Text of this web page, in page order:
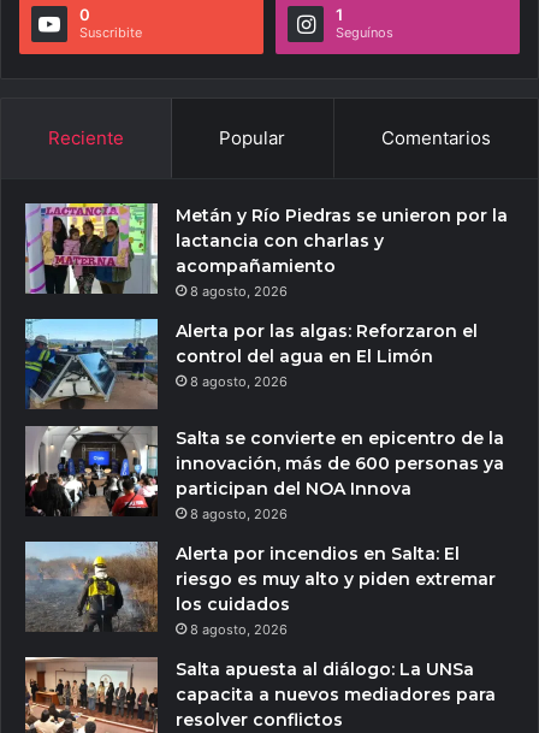
0
Suscribite
1
Seguínos
Reciente Popular Comentarios
Metán y Río Piedras se unieron por la
lactancia con charlas y
acompañamiento
8 agosto, 2026
Alerta por las algas: Reforzaron el
control del agua en El Limón
8 agosto, 2026
Salta se convierte en epicentro de la
innovación, más de 600 personas ya
participan del NOA Innova
8 agosto, 2026
Alerta por incendios en Salta: El
riesgo es muy alto y piden extremar
los cuidados
8 agosto, 2026
Salta apuesta al diálogo: La UNSa
capacita a nuevos mediadores para
resolver conflictos